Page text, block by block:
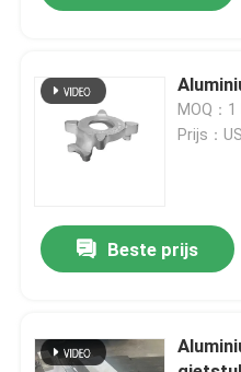
Fabriekstocht
Kwaliteitscontrole
Neem contact met ons
Nieuws
CNC-freesonderdelen
MOQ：
Prijs：
Beste prijs